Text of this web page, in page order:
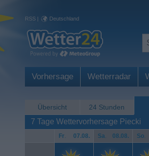
RSS | Deutschland
Vorhersage Wetterradar
Übersicht 24 Stunden
7 Tage Wettervorhersage Piecki
Fr. 07.08. Sa. 08.08. So.